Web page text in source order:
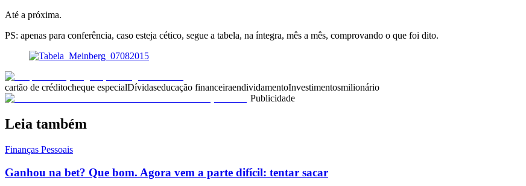
Até a próxima.
PS: apenas para conferência, caso esteja cético, segue a tabela, na íntegra, mês a mês, comprovando o que foi dito.
cartão de créditocheque especialDívidaseducação financeiraendividamentoInvestimentosmilionário
Publicidade
Leia também
Finanças Pessoais
Ganhou na bet? Que bom. Agora vem a parte difícil: tentar sacar